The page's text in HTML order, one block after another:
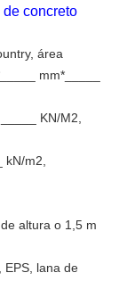
concreto
área
mm*_____
KN/M2,
m2,
altura o 1,5 m
EPS, lana de